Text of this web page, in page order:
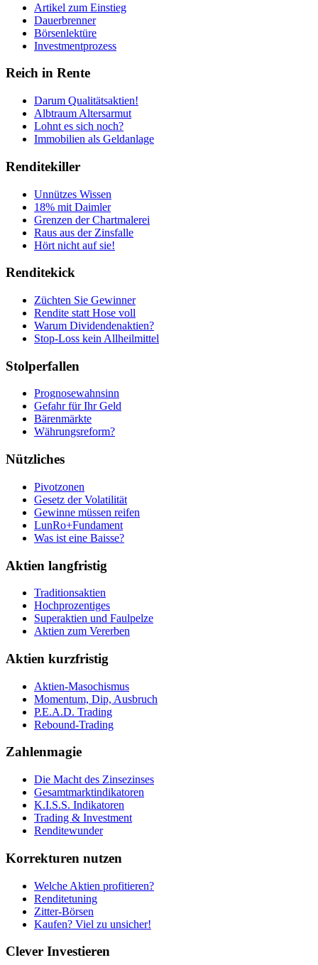
Artikel zum Einstieg
Dauerbrenner
Börsenlektüre
Investmentprozess
Reich in Rente
Darum Qualitätsaktien!
Albtraum Altersarmut
Lohnt es sich noch?
Immobilien als Geldanlage
Renditekiller
Unnützes Wissen
18% mit Daimler
Grenzen der Chartmalerei
Raus aus der Zinsfalle
Hört nicht auf sie!
Renditekick
Züchten Sie Gewinner
Rendite statt Hose voll
Warum Dividendenaktien?
Stop-Loss kein Allheilmittel
Stolperfallen
Prognosewahnsinn
Gefahr für Ihr Geld
Bärenmärkte
Währungsreform?
Nützliches
Pivotzonen
Gesetz der Volatilität
Gewinne müssen reifen
LunRo+Fundament
Was ist eine Baisse?
Aktien langfristig
Traditionsaktien
Hochprozentiges
Superaktien und Faulpelze
Aktien zum Vererben
Aktien kurzfristig
Aktien-Masochismus
Momentum, Dip, Ausbruch
P.E.A.D. Trading
Rebound-Trading
Zahlenmagie
Die Macht des Zinsezinses
Gesamtmarktindikatoren
K.I.S.S. Indikatoren
Trading & Investment
Renditewunder
Korrekturen nutzen
Welche Aktien profitieren?
Renditetuning
Zitter-Börsen
Kaufen? Viel zu unsicher!
Clever Investieren